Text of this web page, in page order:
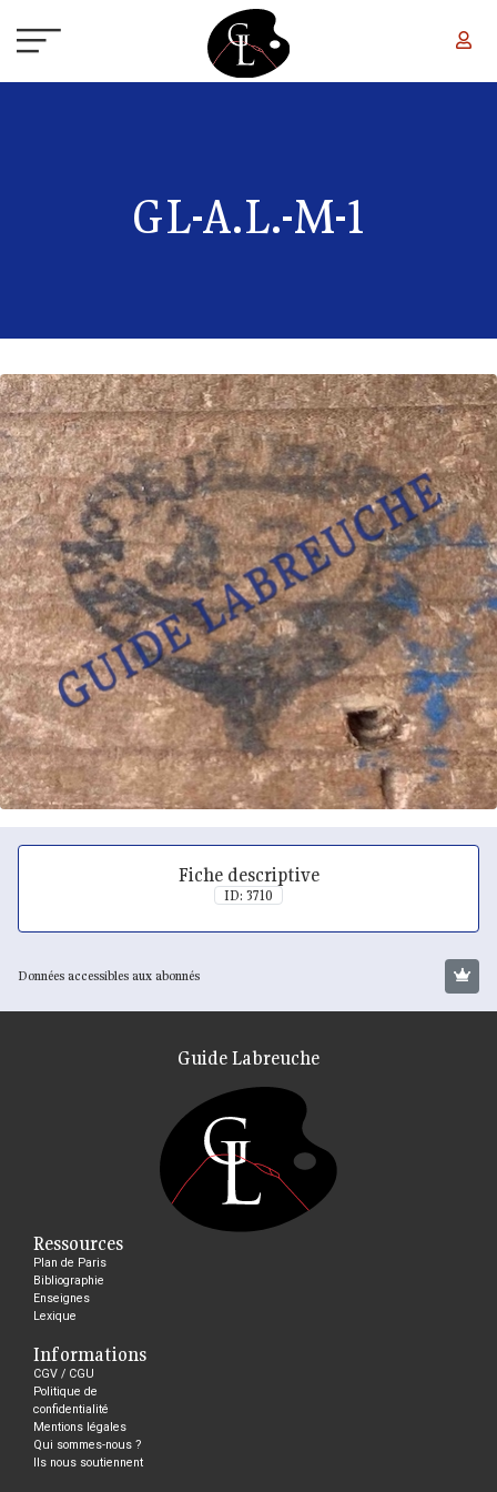
GL-A.L.-M-1
Fiche descriptive
ID: 3710
Données accessibles aux abonnés
Guide Labreuche
Ressources
Plan de Paris
Bibliographie
Enseignes
Lexique
Informations
CGV / CGU
Politique de
confidentialité
Mentions légales
Qui sommes-nous ?
Ils nous soutiennent